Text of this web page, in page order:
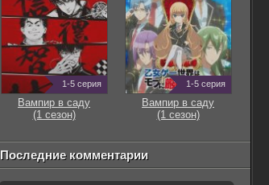
1-5 серия
Вампир в саду
(1 сезон)
1-5 серия
Вампир в саду
(1 сезон)
Последние комментарии